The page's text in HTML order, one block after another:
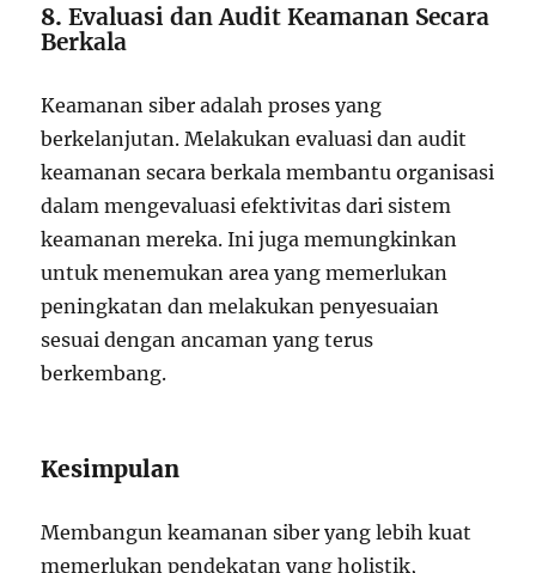
8.Evaluasi dan Audit Keamanan Secara
Berkala
Keamanan siber adalah proses yang
berkelanjutan. Melakukan evaluasi dan audit
keamanan secara berkala membantu organisasi
dalam mengevaluasi efektivitas dari sistem
keamanan mereka. Ini juga memungkinkan
untuk menemukan area yang memerlukan
peningkatan dan melakukan penyesuaian
sesuai dengan ancaman yang terus
berkembang.
Kesimpulan
Membangun keamanan siber yang lebih kuat
memerlukan pendekatan yang holistik,